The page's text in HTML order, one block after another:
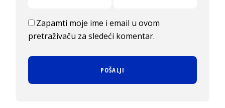
Zapamti moje ime i email u ovom
pretraživaču za sledeći komentar.